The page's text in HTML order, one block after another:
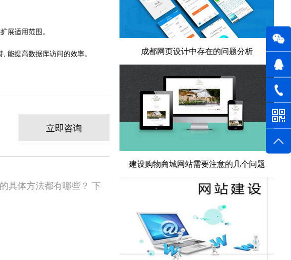
展适用范围。
能提高数据库访问的效率。
立即咨询
具体方法都有哪些？ 下
成都网页设计中存在的问题分析
建设购物商城网站需要注意的几个问题